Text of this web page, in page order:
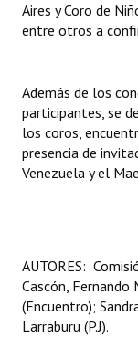
Ciudadano
Huéspedes de
Antiguos
Reconocimientos
REFORMA DE LA
Aires y Coro de
entre otros a
Además de los
participantes, se
los coros,
presencia de
Venezuela y el
AUTORES:
Cascón,
(Encuentro);
Larraburu (P.J).